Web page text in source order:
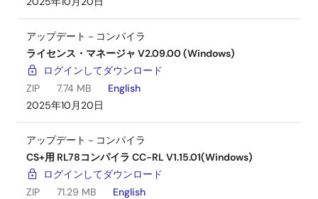
アップデート－コンパイラ
ライセンス・マネージャ V2.09.00 (Windows)
ログインしてダウンロード
ZIP
7.74 MB
English
2025年10月20日
アップデート－コンパイラ
CS+用 RL78コンパイラ CC-RL V1.15.01(Windows)
ログインしてダウンロード
ZIP
71.29 MB
English